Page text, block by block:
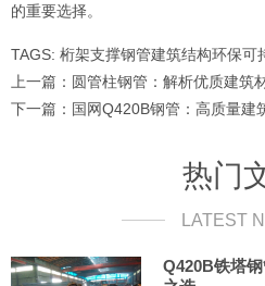
的重要选择。
TAGS: 桁架支撑钢管建筑结构环保可
上一篇： 圆管柱钢管：解析优质建筑
下一篇： 国网Q420B钢管：高质量建
热门
LATEST
Q420B铁塔